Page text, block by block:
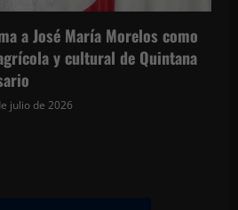
a José María Morelos como
y cultural de Quintana
julio de 2026